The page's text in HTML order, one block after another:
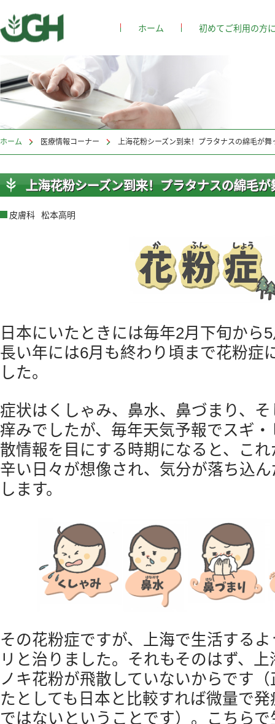
初めてご利用の方
ホーム
ホーム 医療情報コーナー
> 上海花粉シーズン到来！プラタナスの綿毛が舞
上海花粉シーズン到来！プラタナスの綿毛が
皮膚科 松本高明
日本にいたときには毎年2月下旬から
長い年には6月も終わり頃まで花粉症
した。
症状はくしゃみ、鼻水、鼻づまり、
痒みでしたが、毎年天気予報でスギ
散情報を目にする時期になると、こ
辛い日々が想像され、気分が落ち込
します。
その花粉症ですが、上海で生活する
リと治りました。それもそのはず、
ノキ花粉が飛散していないからです
たとしても日本と比較すれば微量で
ではないということです）。こちら